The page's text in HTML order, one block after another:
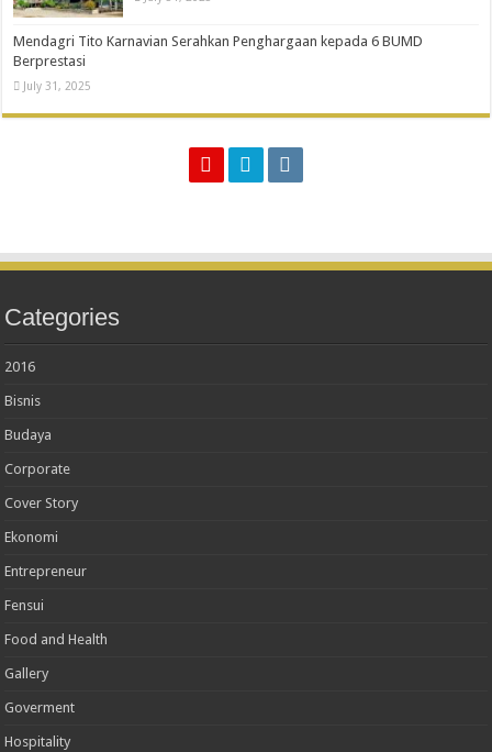
Mendagri Tito Karnavian Serahkan Penghargaan kepada 6 BUMD
Berprestasi
July 31, 2025
Categories
2016
Bisnis
Budaya
Corporate
Cover Story
Ekonomi
Entrepreneur
Fensui
Food and Health
Gallery
Goverment
Hospitality